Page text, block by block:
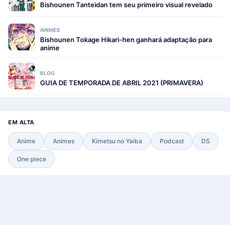
Bishounen Tanteidan tem seu primeiro visual revelado
ANIMES
Bishounen Tokage Hikari-hen ganhará adaptação para
anime
BLOG
GUIA DE TEMPORADA DE ABRIL 2021 (PRIMAVERA)
EM ALTA
Anime Animes Kimetsu no Yaiba Podcast DS
One piece